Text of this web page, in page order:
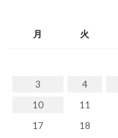
月 火
3
4
10
11
17
18